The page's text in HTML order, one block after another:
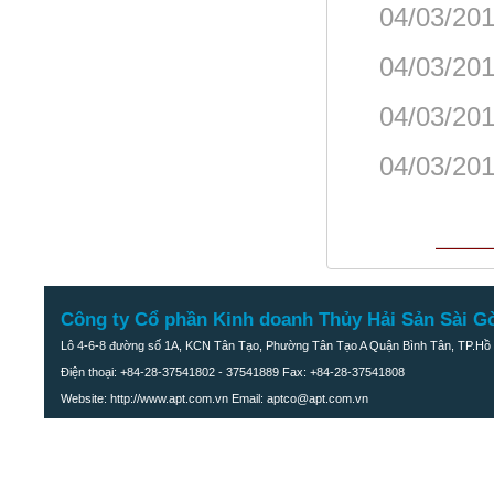
04/03/
04/03/
04/03/
04/03/
Công ty Cổ phần Kinh doanh Thủy Hải Sản Sài
Lô 4-6-8 đường số 1A, KCN Tân Tạo, Phường Tân Tạo A Quận Bình Tân, TP.Hồ
Điện thoại: +84-28-37541802 - 37541889 Fax: +84-28-37541808
Website: http://www.apt.com.vn Email: aptco@apt.com.vn